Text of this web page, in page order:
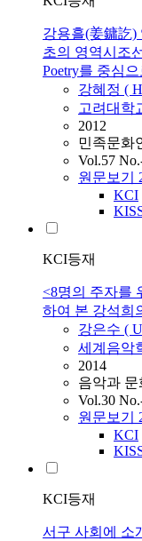
강용흘(姜鏞訖)
초의 영역시조
Poetry를 중심
강혜정 (
고려대학
2012
민족문화
Vol.57
원문보기
KCI
KCI등재
<8명의 주자를
하여 본 강석희
강은수 (
세계음악
2014
음악과 문
Vol.30
원문보기
KCI
KCI등재
서구 사회에 소